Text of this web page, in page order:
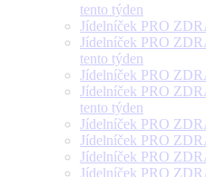
tento týden
Jídelníček PRO
Jídelníček PRO
tento týden
Jídelníček PRO
Jídelníček PRO
tento týden
Jídelníček PRO
Jídelníček PRO
Jídelníček PRO
Jídelníček PRO